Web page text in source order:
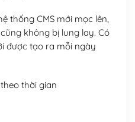
thống CMS mới mọc lên,
không bị lung lay. Có
được tạo ra mỗi ngày
thời gian